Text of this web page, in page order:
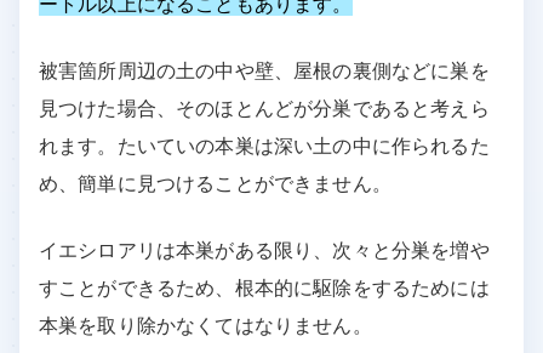
被害箇所周辺の土の中や壁、屋根の裏側などに巣を
見つけた場合、そのほとんどが分巣であると考えら
れます。たいていの本巣は深い土の中に作られるた
め、簡単に見つけることができません。
イエシロアリは本巣がある限り、次々と分巣を増や
すことができるため、根本的に駆除をするためには
本巣を取り除かなくてはなりません。